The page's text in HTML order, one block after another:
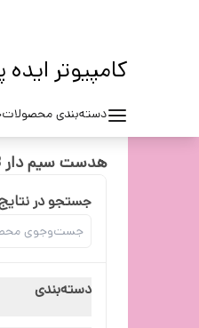
کامپیوتر ایده
دسته‌بندی محصولات
هدست سیم دار USB ای فورتک مدل HU-30
جستجو در
دسته‌بندی